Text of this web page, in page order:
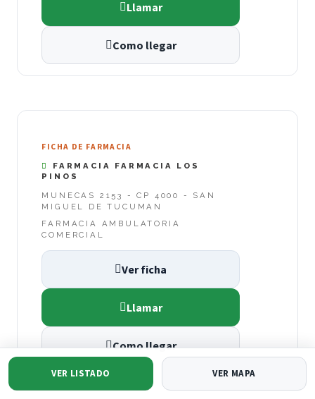
Llamar
Como llegar
FICHA DE FARMACIA
FARMACIA FARMACIA LOS
PINOS
MUNECAS 2153 - CP 4000 - SAN
MIGUEL DE TUCUMAN
FARMACIA AMBULATORIA
COMERCIAL
Ver ficha
Llamar
Como llegar
VER LISTADO VER MAPA